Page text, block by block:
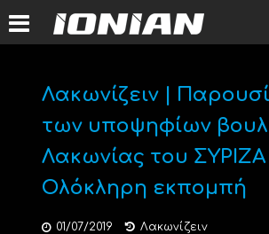
Λακωνίζειν |
των υποψηφίων
Λακωνίας του ΣΥΡΙΖΑ |
Ολόκληρη εκπομπή
01/07/2019 Λακωνίζειν